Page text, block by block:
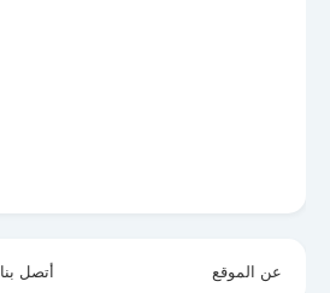
عن الموقع أتصل بنا